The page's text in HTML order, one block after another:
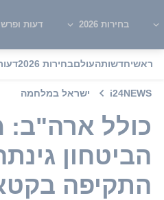
בחירות 2026 דעות
ראשיחדשותהעולםבחירות 2026
i24NEWS ישראל במלחמה
כולל ארה"ב:
הביטחון
התקיפה